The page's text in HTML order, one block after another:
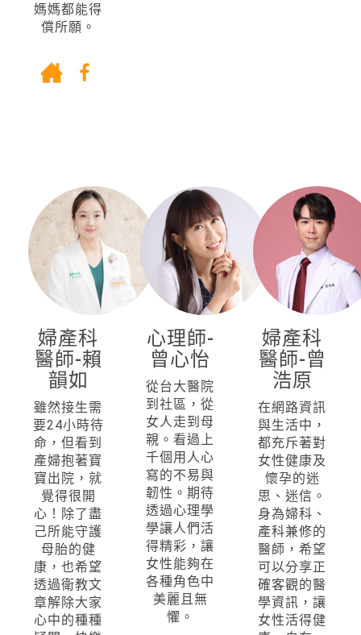
媽媽都能得
償所願。
婦產科
醫師-賴
韻如
雖然接生需
要24小時待
命，但看到
產婦抱著寶
寶出院，就
覺得很開
心！除了盡
己所能守護
母胎的健
康，也希望
透過衛教文
章解除大家
心中的種種
心理師-
曾心怡
從台大醫院
到社區，從
女人走到母
親。看過上
千個用人心
寫的不易與
韌性。期待
透過心理學
學讓人們活
得精彩，讓
女性能夠在
各種角色中
美麗且無
懼。
婦產科
醫師-曾
浩原
在網路資訊
與生活中，
都充斥著對
女性健康及
懷孕的迷
思、迷信。
身為婦科、
產科兼修的
醫師，希望
可以分享正
確客觀的醫
學資訊，讓
女性活得健